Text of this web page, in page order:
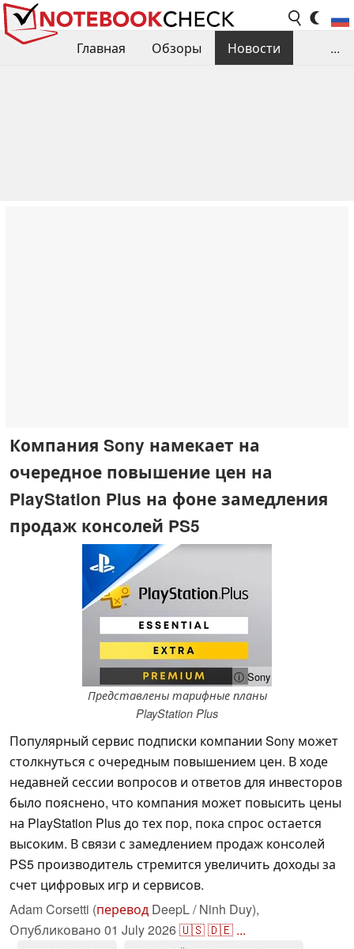
Главная Обзоры
Новости
...
Компания Sony намекает на
очередное повышение цен на
PlayStation Plus на фоне замедления
продаж консолей PS5
ⓘ Sony
Представлены тарифные планы
PlayStation Plus
Популярный сервис подписки компании Sony может
столкнуться с очередным повышением цен. В ходе
недавней сессии вопросов и ответов для инвесторов
было пояснено, что компания может повысить цены
на PlayStation Plus до тех пор, пока спрос остается
высоким. В связи с замедлением продаж консолей
PS5 производитель стремится увеличить доходы за
счет цифровых игр и сервисов.
Adam Corsetti (перевод DeepL / Ninh Duy),
Опубликовано 01 July 2026🇺🇸🇩🇪 ...